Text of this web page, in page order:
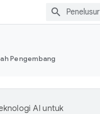
Pengembang
AI untuk